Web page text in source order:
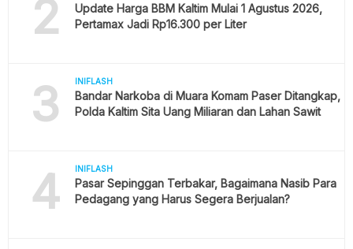
2
Update Harga BBM Kaltim Mulai 1 Agustus 2026,
Pertamax Jadi Rp16.300 per Liter
3 INIFLASH
Bandar Narkoba di Muara Komam Paser Ditangkap,
Polda Kaltim Sita Uang Miliaran dan Lahan Sawit
4 INIFLASH
Pasar Sepinggan Terbakar, Bagaimana Nasib Para
Pedagang yang Harus Segera Berjualan?